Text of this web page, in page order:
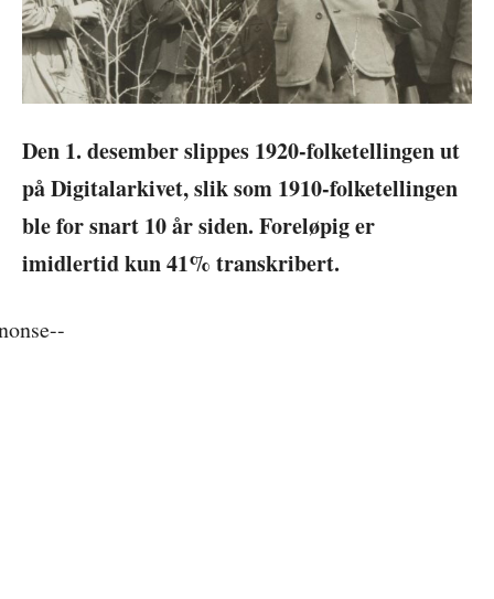
Den 1. desember slippes 1920-folketellingen ut
på Digitalarkivet, slik som 1910-folketellingen
ble for snart 10 år siden. Foreløpig er
imidlertid kun 41% transkribert.